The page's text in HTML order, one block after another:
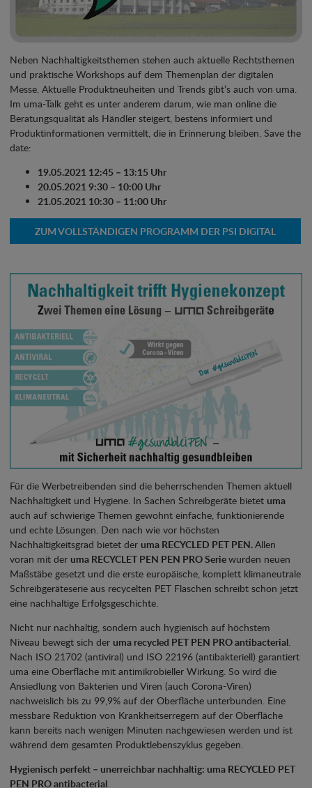
Neben Nachhaltigkeitsthemen stehen auch aktuelle Rechtsthemen
und praktische Workshops auf dem Themenplan der digitalen
Messe. Aktuelle Produktneuheiten und Trends gibt’s auch von uma.
Im uma-Talk geht es unter anderem darum, wie man online die
Beratungsqualität als Händler steigert, bestens informiert und
Produktinformationen vermittelt, die in Erinnerung bleiben. Save the
date:
19.05.2021 12:45 – 13:15 Uhr
20.05.2021 9:30 – 10:00 Uhr
21.05.2021 10:30 – 11:00 Uhr
ZUM VOLLSTÄNDIGEN PROGRAMM DER PSI DIGITAL
Für die Werbetreibenden sind die beherrschenden Themen aktuell
Nachhaltigkeit und Hygiene. In Sachen Schreibgeräte bietet uma
auch auf schwierige Themen gewohnt einfache, funktionierende
und echte Lösungen. Den nach wie vor höchsten
Nachhaltigkeitsgrad bietet der uma RECYCLED PET PEN.Allen
voran mit der uma RECYCLET PEN PEN PRO Seriewurden neuen
Maßstäbe gesetzt und die erste europäische, komplett klimaneutrale
Schreibgeräteserie aus recycelten PET Flaschen schreibt schon jetzt
eine nachhaltige Erfolgsgeschichte.
Nicht nur nachhaltig, sondern auch hygienisch auf höchstem
Niveau bewegt sich der uma recycled PET PEN PRO antibacterial
Nach ISO 21702 (antiviral) und ISO 22196 (antibakteriell) garantiert
uma eine Oberfläche mit antimikrobieller Wirkung. So wird die
Ansiedlung von Bakterien und Viren (auch Corona-Viren)
nachweislich bis zu 99,9% auf der Oberfläche unterbunden. Eine
messbare Reduktion von Krankheitserregern auf der Oberfläche
kann bereits nach wenigen Minuten nachgewiesen werden und ist
während dem gesamten Produktlebenszyklus gegeben.
Hygienisch perfekt – unerreichbar nachhaltig: uma RECYCLED PET
PEN PRO antibacterial